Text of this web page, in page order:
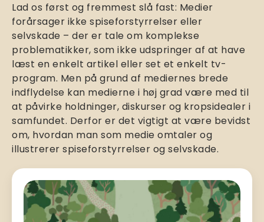
Lad os først og fremmest slå fast: Medier
forårsager ikke spiseforstyrrelser eller
selvskade – der er tale om komplekse
problematikker, som ikke udspringer af at have
læst en enkelt artikel eller set et enkelt tv-
program. Men på grund af mediernes brede
indflydelse kan medierne i høj grad være med til
at påvirke holdninger, diskurser og kropsidealer i
samfundet. Derfor er det vigtigt at være bevidst
om, hvordan man som medie omtaler og
illustrerer spiseforstyrrelser og selvskade.